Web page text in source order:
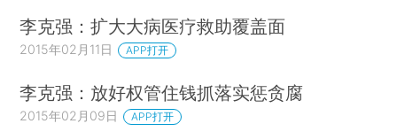
李克强：扩大大病医疗救助覆盖面
2015年02月11日 APP打开
李克强：放好权管住钱抓落实惩贪腐
2015年02月09日 APP打开